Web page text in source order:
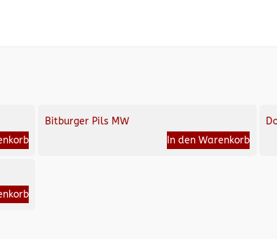
Bitburger Pils MW
In den Warenkorb